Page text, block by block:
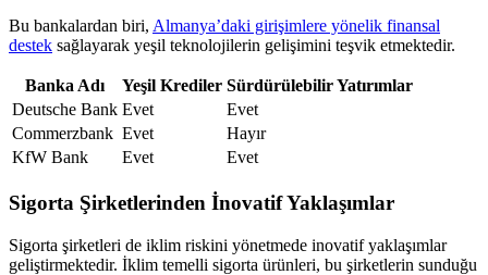
Bu bankalardan biri, Almanya’daki girişimlere yönelik finansal
destek sağlayarak yeşil teknolojilerin gelişimini teşvik etmektedir.
Banka Adı Yeşil Krediler Sürdürülebilir Yatırımlar
Deutsche Bank Evet
Evet
Commerzbank Evet
Hayır
KfW Bank
Evet Evet
Sigorta Şirketlerinden İnovatif Yaklaşımlar
Sigorta şirketleri de iklim riskini yönetmede inovatif yaklaşımlar
geliştirmektedir. İklim temelli sigorta ürünleri, bu şirketlerin sunduğu